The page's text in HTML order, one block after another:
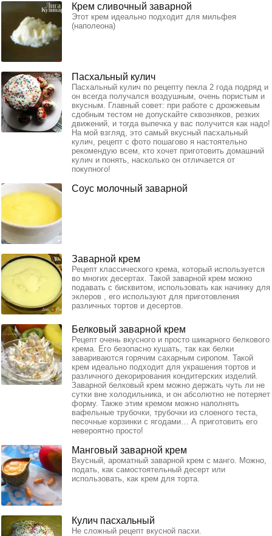
Крем сливочный заварной
Этот крем идеально подходит для мильфея
(наполеона)
Пасхальный кулич
Пасхальный кулич по рецепту пекла 2 года подряд и
он всегда получался воздушным, очень пористым и
вкусным. Главный совет: при работе с дрожжевым
сдобным тестом не допускайте сквозняков, резких
движений, и тогда выпечка у вас получится как надо!
На мой взгляд, это самый вкусный пасхальный
кулич, рецепт с фото пошагово я настоятельно
рекомендую всем, кто хочет приготовить домашний
кулич и понять, насколько он отличается от
покупного!
Соус молочный заварной
Заварной крем
Рецепт классического крема, который используется
во многих десертах. Такой заварной крем можно
подавать с бисквитом, использовать как начинку для
эклеров , его используют для приготовления
различных тортов и десертов.
Белковый заварной крем
Рецепт очень вкусного и просто шикарного белкового
крема. Его безопасно кушать, так как белки
завариваются горячим сахарным сиропом. Такой
крем идеально подходит для украшения тортов и
различного декорирования кондитерских изделий.
Заварной белковый крем можно держать чуть ли не
сутки вне холодильника, и он абсолютно не потеряет
форму. Также этим кремом можно наполнять
вафельные трубочки, трубочки из слоеного теста,
песочные корзинки с ягодами… А приготовить его
невероятно просто!
Манговый заварной крем
Вкусный, ароматный заварной крем с манго. Можно,
подать, как самостоятельный десерт или
использовать, как крем для торта.
Кулич пасхальный
Не сложный рецепт вкусной пасхи.